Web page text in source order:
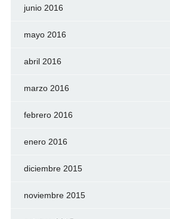
junio 2016
mayo 2016
abril 2016
marzo 2016
febrero 2016
enero 2016
diciembre 2015
noviembre 2015